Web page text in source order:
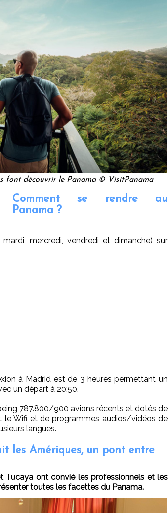
font découvrir le Panama © VisitPanama
Comment se rendre au
Panama ?
mercredi, vendredi et dimanche) sur
à Madrid est de 3 heures permettant un
un départ à 20:50.
787.800/900 avions récents et dotés de
le Wifi et de programmes audios/vidéos de
langues.
les Amériques, un pont entre
Tucaya ont convié les professionnels et les
toutes les facettes du Panama.